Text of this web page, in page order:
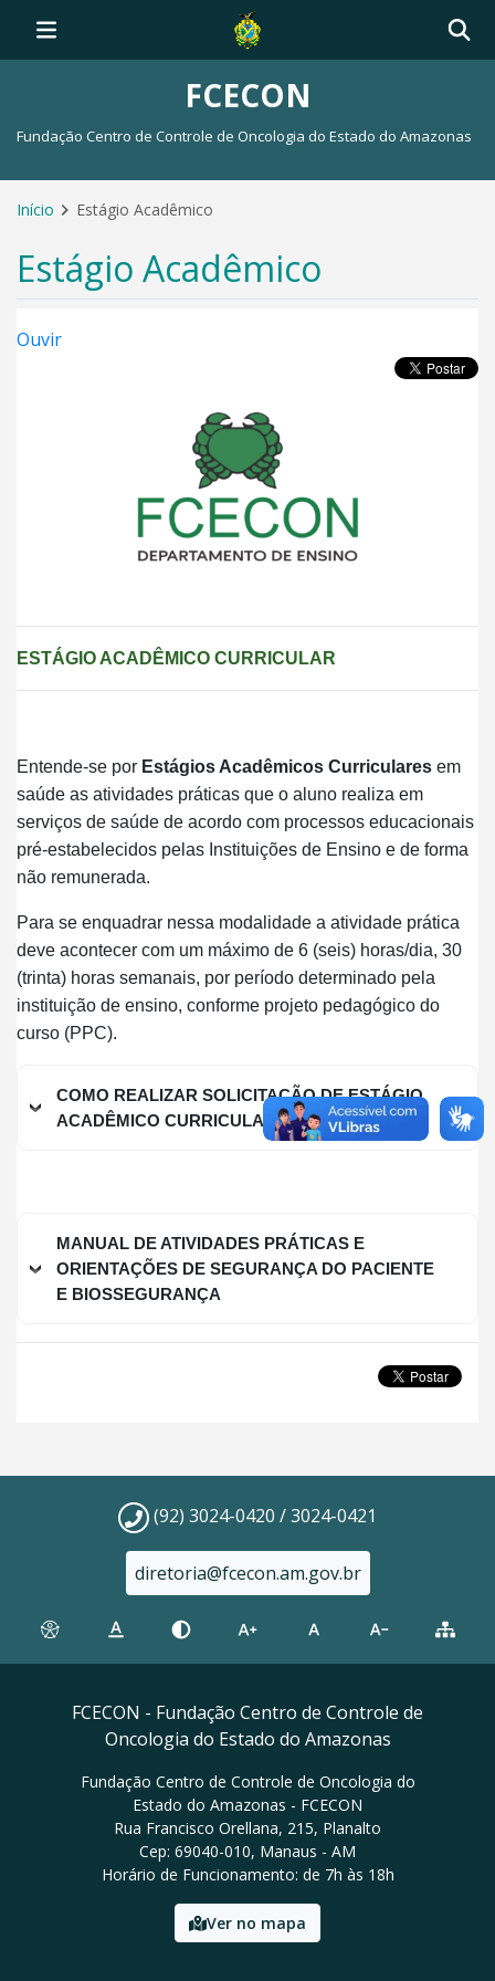
FCECON
Fundação Centro de Controle de Oncologia do Estado do Amazonas
Início Estágio Acadêmico
Estágio Acadêmico
Ouvir
ESTÁGIO ACADÊMICO CURRICULAR
Entende-se por Estágios Acadêmicos Curriculares em
saúde as atividades práticas que o aluno realiza em
serviços de saúde de acordo com processos educacionais
pré-estabelecidos pelas Instituições de Ensino e de forma
não remunerada.
Para se enquadrar nessa modalidade a atividade prática
deve acontecer com um máximo de 6 (seis) horas/dia, 30
(trinta) horas semanais, por período determinado pela
instituição de ensino, conforme projeto pedagógico do
curso (PPC).
COMO REALIZAR SOLICITAÇÃO DE ESTÁGIO
ACADÊMICO CURRICULAR NA FCECON?
MANUAL DE ATIVIDADES PRÁTICAS E
ORIENTAÇÕES DE SEGURANÇA DO PACIENTE
E BIOSSEGURANÇA
(92) 3024-0420 / 3024-0421
diretoria@fcecon.am.gov.br
FCECON - Fundação Centro de Controle de
Oncologia do Estado do Amazonas
Fundação Centro de Controle de Oncologia do
Estado do Amazonas - FCECON
Rua Francisco Orellana, 215, Planalto
Cep: 69040-010, Manaus - AM
Horário de Funcionamento: de 7h às 18h
Ver no mapa